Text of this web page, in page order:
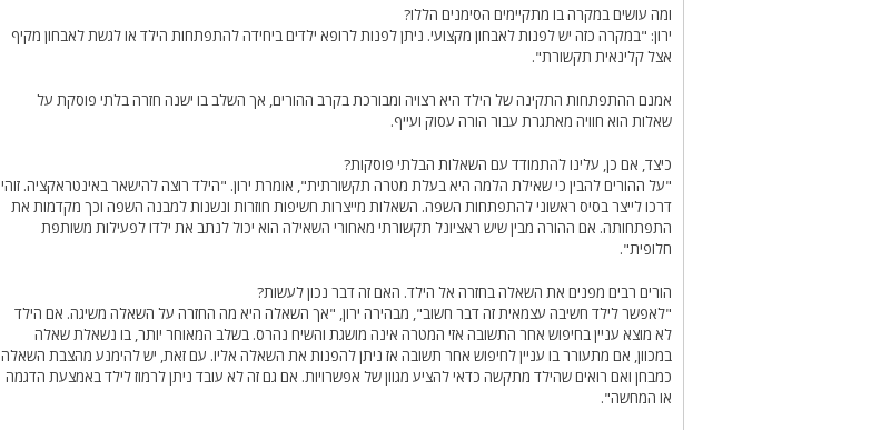
ומה עושים במקרה בו מתקיימים הסימנים הללו?
ירון: "במקרה כזה יש לפנות לאבחון מקצועי. ניתן לפנות לרופא ילדים ביחידה להתפתחות הילד או לגשת לאבחון מקיף
אצל קלינאית תקשורת".
אמנם ההתפתחות התקינה של הילד היא רצויה ומבורכת בקרב ההורים, אך השלב בו ישנה חזרה בלתי פוסקת על
שאלות הוא חוויה מאתגרת עבור הורה עסוק ועייף.
כיצד, אם כן, עלינו להתמודד עם השאלות הבלתי פוסקות?
"על ההורים להבין כי שאילת הלמה היא בעלת מטרה תקשורתית", אומרת ירון. "הילד רוצה להישאר באינטראקציה. זוהי
דרכו לייצר בסיס ראשוני להתפתחות השפה. השאלות מייצרות חשיפות חוזרות ונשנות למבנה השפה וכך מקדמות את
התפתחותה. אם ההורה מבין שיש ראציונל תקשורתי מאחורי השאילה הוא יכול לנתב את ילדו לפעילות משותפת
חלופית".
הורים רבים מפנים את השאלה בחזרה אל הילד. האם זה דבר נכון לעשות?
"לאפשר לילד חשיבה עצמאית זה דבר חשוב", מבהירה ירון, "אך השאלה היא מה החזרה על השאלה משיגה. אם הילד
לא מוצא עניין בחיפוש אחר התשובה אזי המטרה אינה מושגת והשיח נהרס. בשלב המאוחר יותר, בו נשאלת שאלה
במכוון, אם מתעורר בו עניין לחיפוש אחר תשובה אז ניתן להפנות את השאלה אליו. עם זאת, יש להימנע מהצבת השאלה
כמבחן ואם רואים שהילד מתקשה כדאי להציע מגוון של אפשרויות. אם גם זה לא עובד ניתן לרמוז לילד באמצעת הדגמה
או המחשה".